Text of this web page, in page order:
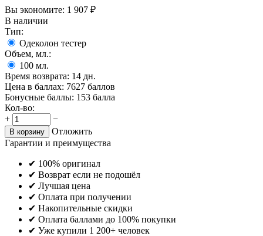
Вы экономите: 1 907 ₽
В наличии
Тип:
Одеколон тестер
Объем, мл.:
100 мл.
Время возврата: 14 дн.
Цена в баллах: 7627 баллов
Бонусные баллы: 153 балла
Кол-во:
+
−
В корзину
Отложить
Гарантии и преимущества
✔ 100% оригинал
✔ Возврат если не подошёл
✔ Лучшая цена
✔ Оплата при получении
✔ Накопительные скидки
✔ Оплата баллами до 100% покупки
✔ Уже купили 1 200+ человек